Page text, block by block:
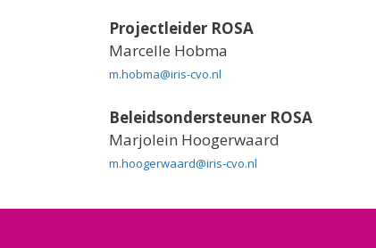
Projectleider ROSA
Marcelle Hobma
m.hobma@iris-cvo.nl
Beleidsondersteuner ROSA
Marjolein Hoogerwaard
m.hoogerwaard@iris-cvo.nl